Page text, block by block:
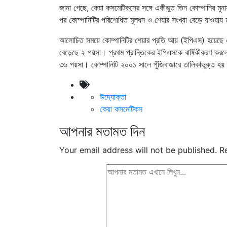
জানা গেছে, কেয়া কসমেটিকসের সঙ্গে একীভুত তিন
পর কোম্পানিটির পরিশোধিত মূলধন ও শেয়ার সংখ্যা বেড়ে
আলোচিত সময়ে কোম্পানিটির শেয়ার প্রতি আয় (ইপিএস)
বেড়েছে ২ পয়সা। প্রথম প্রান্তিকের ইপিএসকে বার্ষিকীকরণ
৩৬ পয়সা। কোম্পানিটি ২০০১ সালে পুঁজিবাজারে তালিকাভুক্ত
উদ্যোক্তা
কেয়া কসমেটিকস
আপনার মতামত দিন
Your email address will not be published.